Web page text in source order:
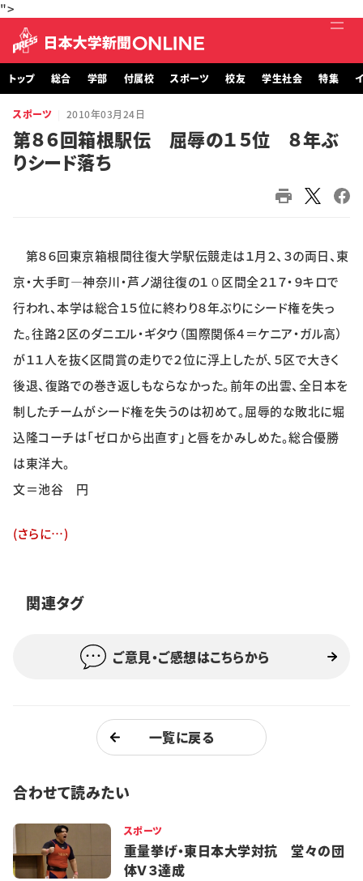
">
トップ
総合
スポーツ
学生社会
イベント
トップ 総合 学部 付属校 スポーツ 校友 学生社会 特集
スポーツ 2010年03月24日
第８６回箱根駅伝 屈辱の１５位 ８年ぶ
りシード落ち
第８６回東京箱根間往復大学駅伝競走は１月２、３の両日、東
京・大手町―神奈川・芦ノ湖往復の１０区間全２１７・９キロで
行われ、本学は総合１５位に終わり８年ぶりにシード権を失っ
た。往路２区のダニエル・ギタウ（国際関係４＝ケニア・ガル高）
が１１人を抜く区間賞の走りで２位に浮上したが、５区で大きく
後退、復路での巻き返しもならなかった。前年の出雲、全日本を
制したチームがシード権を失うのは初めて。屈辱的な敗北に堀
込隆コーチは「ゼロから出直す」と唇をかみしめた。総合優勝
は東洋大。
文＝池谷 円
(さらに…)
関連タグ
ご意見・ご感想はこちらから
一覧に戻る
合わせて読みたい
スポーツ
重量挙げ・東日本大学対抗 堂々の団
体Ｖ３達成